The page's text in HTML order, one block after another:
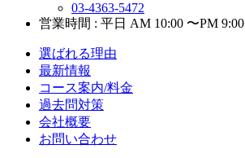
03-4363-5472
営業時間 : 平日 AM 10:00 〜PM 9:00
選ばれる理由
最新情報
コース案内/料金
過去問対策
会社概要
お問い合わせ